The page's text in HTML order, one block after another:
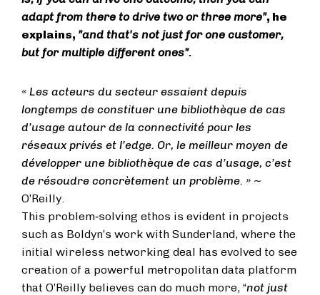
adapt from there to drive two or three more", he
explains, "and that's not just for one customer,
but for multiple different ones".
« Les acteurs du secteur essaient depuis
longtemps de constituer une bibliothèque de cas
d’usage autour de la connectivité pour les
réseaux privés et l’edge. Or, le meilleur moyen de
développer une bibliothèque de cas d’usage, c’est
de résoudre concrètement un problème. » ~
O’Reilly.
This problem‑solving ethos is evident in projects
such as Boldyn’s work with Sunderland, where the
initial wireless networking deal has evolved to see
creation of a powerful metropolitan data platform
that O’Reilly believes can do much more, “not just